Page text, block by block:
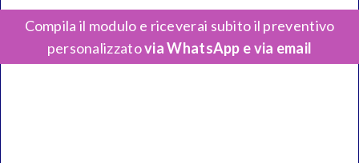
Compila il modulo e riceverai subito il preventivo
personalizzatovia WhatsApp e via email